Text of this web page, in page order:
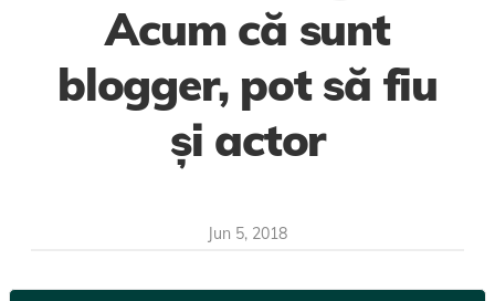
Acum că sunt
blogger, pot să fiu
și actor
Jun 5, 2018